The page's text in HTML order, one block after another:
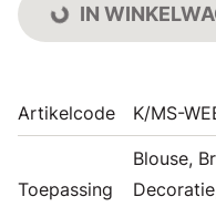
IN
Artikelcode K/MS-
Toepassing
Blouse,